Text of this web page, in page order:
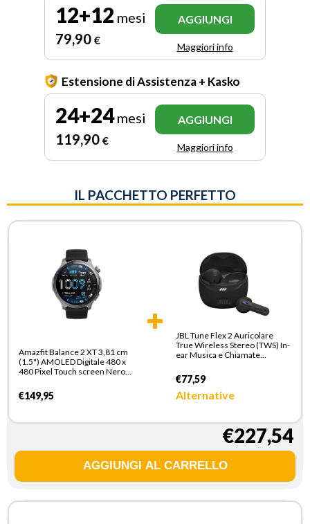
12+12 mesi
79,90 €
AGGIUNGI
Maggiori info
Estensione di Assistenza + Kasko
24+24mesi
119,90 €
AGGIUNGI
Maggiori info
IL PACCHETTO PERFETTO
Amazfit Balance 2 XT 3,81 cm
(1.5") AMOLED Digitale 480 x
480 Pixel Touch screen Nero
€149,95
JBL Tune Flex 2 Auricolare
True Wireless Stereo (TWS) In-
ear Musica e Chiamate
€77,59
Alternative
€227,54